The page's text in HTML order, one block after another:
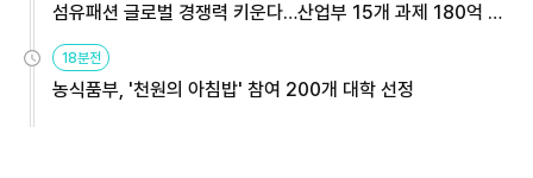
섬유패션 글로벌 경쟁력 키운다…산업부 15개 과제 180억 지
원
18분전
농식품부, '천원의 아침밥' 참여 200개 대학 선정